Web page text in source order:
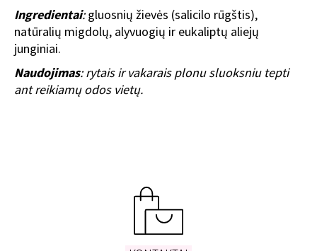
Ingredientai:gluosnių žievės (salicilo rūgštis),
natūralių migdolų, alyvuogių ir eukaliptų aliejų
junginiai.
Naudojimas: rytais ir vakarais plonu sluoksniu tepti
ant reikiamų odos vietų.